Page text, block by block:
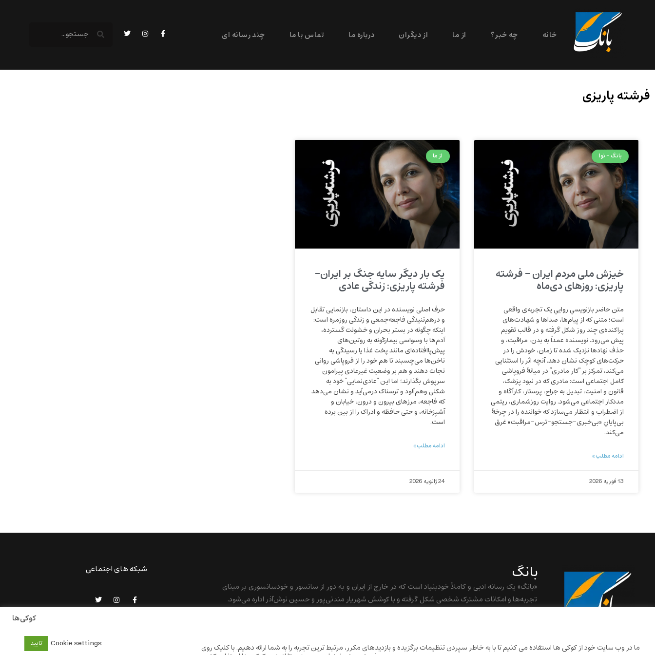
خانه چه خبر؟ از ما از دیگران درباره ما تماس با ما چند رسانه ای
فرشته پاریزی
بانگ - نوا
خیزش ملی مردم ایران – فرشته
پاریزی: روزهای دی‌ماه
متن حاضر بازنویسیِ رواییِ یک تجربه‌ی واقعی
است؛ متنی که از پیام‌ها، صداها و شهادت‌های
پراکنده‌ی چند روز شکل گرفته و در قالب تقویم
پیش می‌رود. نویسنده عمداً به بدن، مراقبت، و
حذف نهادها نزدیک شده‌ تا زمان، خودش را در
حرکت‌های کوچک نشان دهد. آنچه اثر را استثنایی
می‌کند، تمرکز بر “کار مادری” در میانهٔ فروپاشی
کامل اجتماعی است: مادری که در نبود پزشک،
قانون و امنیت، تبدیل به جراح، پرستار، کارآگاه و
مددکار اجتماعی می‌شود. روایت روزشماری، ریتمی
از اضطراب و انتظار می‌سازد که خواننده را در چرخهٔ
بی‌پایانِ «بی‌خبری-جستجو-ترس-مراقبت» غرق
می‌کند.
ادامه مطلب »
13 فوریه 2026
از ما
یک بار دیگر سایه جنگ بر ایران-
فرشته پاریزی: زندگی عادی
حرف اصلی نویسنده در این داستان، بازنمایی تقابل
و درهم‌تنیدگی فاجعه‌جمعی و زندگی روزمره است:
اینکه چگونه در بستر بحران و خشونت گسترده،
آدم‌ها با وسواسی بیمارگونه به روتین‌های
پیش‌پاافتاده‌ای مانند پخت غذا یا رسیدگی به
ناخن‌ها می‌چسبند تا هم خود را از فروپاشی روانی
نجات دهند و هم بر وضعیت غیرعادی پیرامون
سرپوش بگذارند؛ اما این “عادی‌نمایی” خود به
شکلی وهم‌آلود و ترسناک درمی‌آید و نشان می‌دهد
که فاجعه، مرزهای بیرون و درون، خیابان و
آشپزخانه، و حتی حافظه و ادراک را از بین برده
است.
ادامه مطلب »
24 ژانویه 2026
بانگ
«بانگ» یک رسانه ادبی و کاملاً خودبنیاد است که در خارج از ایران و به دور از سانسور و خودسانسوری بر مبنای
تجربه‌ها و امکانات مشترک شخصی شکل گرفته و با کوشش شهریار مندنی‌پور و حسین نوش‌آذر اداره می‌شود.
شبکه های اجتماعی
کوکی‌ها
ما در وب سایت خود از کوکی ها استفاده می کنیم تا با به خاطر سپردن تنظیمات برگزیده و بازدیدهای مکرر، مرتبط ترین تجربه را به شما ارائه دهیم. با کلیک روی
Cookie settings تایید